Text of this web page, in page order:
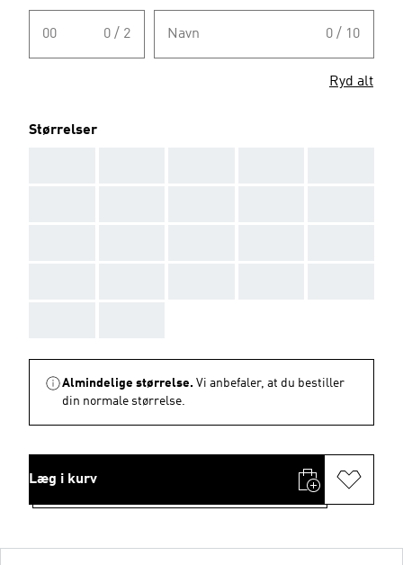
00 0 / 2 Navn 0 / 10
Ryd alt
Størrelser
Almindelige størrelse. Vi anbefaler, at du bestiller
din normale størrelse.
Læg i kurv